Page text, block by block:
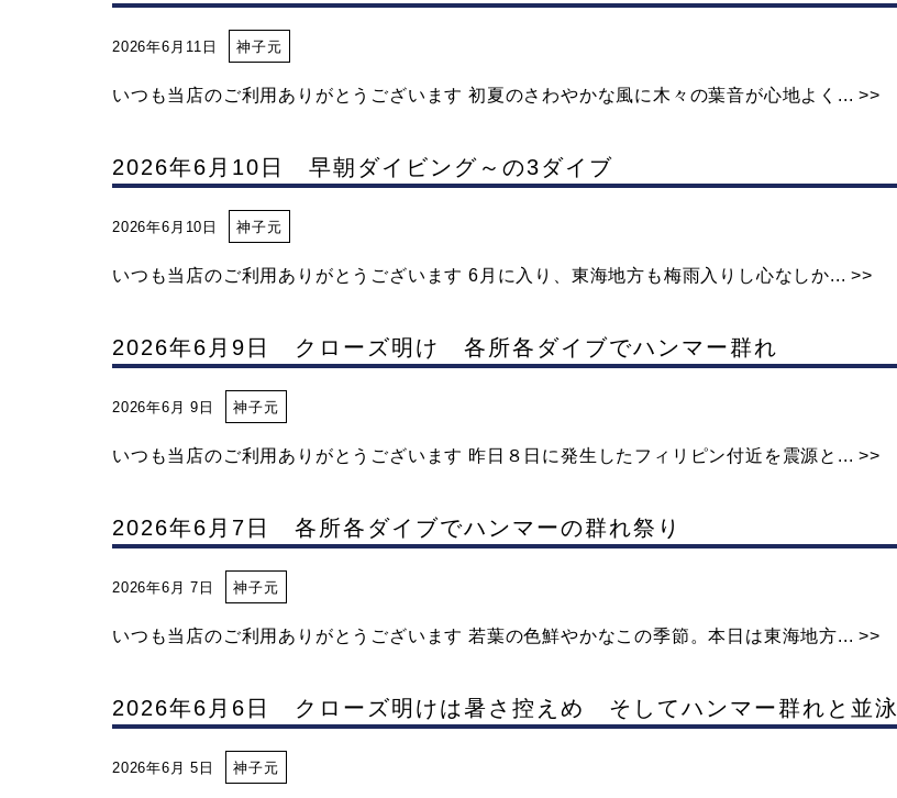
2026年6月11日 神子元
いつも当店のご利用ありがとうございます 初夏のさわやかな風に木々の葉音が心地よく... >>
2026年6月10日 早朝ダイビング～の3ダイブ
2026年6月10日 神子元
いつも当店のご利用ありがとうございます 6月に入り、東海地方も梅雨入りし心なしか... >>
2026年6月9日 クローズ明け 各所各ダイブでハンマー群れ
2026年6月 9日 神子元
いつも当店のご利用ありがとうございます 昨日８日に発生したフィリピン付近を震源と... >>
2026年6月7日 各所各ダイブでハンマーの群れ祭り
2026年6月 7日 神子元
いつも当店のご利用ありがとうございます 若葉の色鮮やかなこの季節。本日は東海地方... >>
2026年6月6日 クローズ明けは暑さ控えめ そしてハンマー群れと並泳
2026年6月 5日 神子元